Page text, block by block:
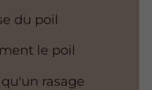
du poil
le poil
rasage